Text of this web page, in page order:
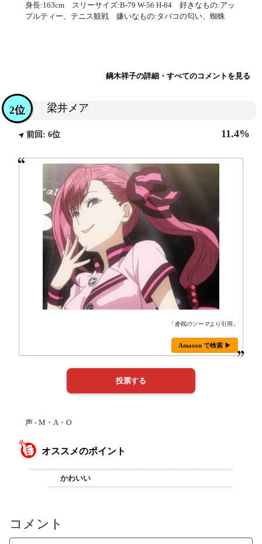
身長:163cm スリーサイズ:B-79 W-56 H-84 好きなもの:アッ
プルティー、テニス観戦 嫌いなもの:タバコの匂い、蜘蛛
鏑木祥子の詳細・すべてのコメントを見る
梁井メア
2位
前回: 6位 11.4%
「食戟のソーマより引用」
Amazon で検索 ▶
声 - M・A・O
オススメのポイント
かわいい
コメント